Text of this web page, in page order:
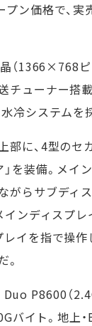
プン価格で、
（1366×768ピ
チューナー搭
冷システムを
部に、4型のセ
」を装備。メ
がらサブディ
インディスプ
イを指で操作
。
P8600（
バイト。地上